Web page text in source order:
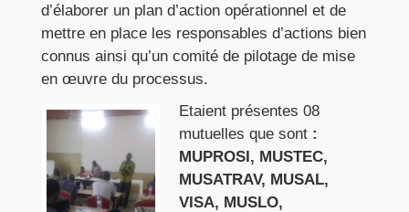
d’élaborer un plan d’action opérationnel et de
mettre en place les responsables d’actions bien
connus ainsi qu’un comité de pilotage de mise
en œuvre du processus.
Etaient présentes 08
mutuelles que sont :
MUPROSI, MUSTEC,
MUSATRAV, MUSAL,
VISA, MUSLO,